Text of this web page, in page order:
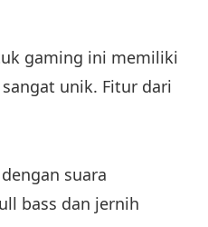
gaming ini memiliki
unik. Fitur dari
suara
bass dan jernih